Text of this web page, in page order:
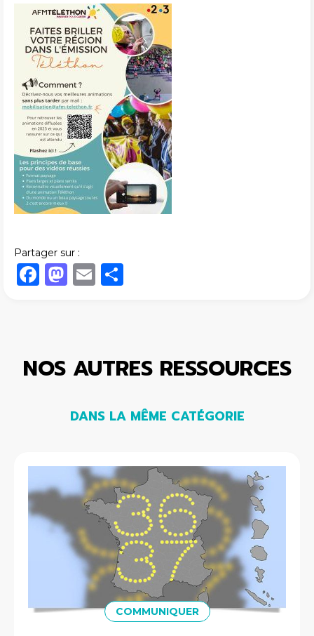
Partager sur :
Facebook
Mastodon
Email
NOS AUTRES RESSOURCES
DANS LA MÊME CATÉGORIE
COMMUNIQUER